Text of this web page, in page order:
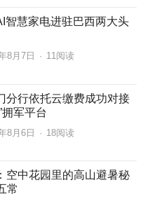
智慧家电进驻巴西两大头
8月7日 · 11阅读
分行依托云缴费成功对接
拥军平台
8月6日 · 18阅读
空中花园里的高山避暑秘
常